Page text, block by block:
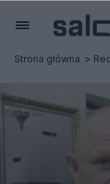
Strona główna